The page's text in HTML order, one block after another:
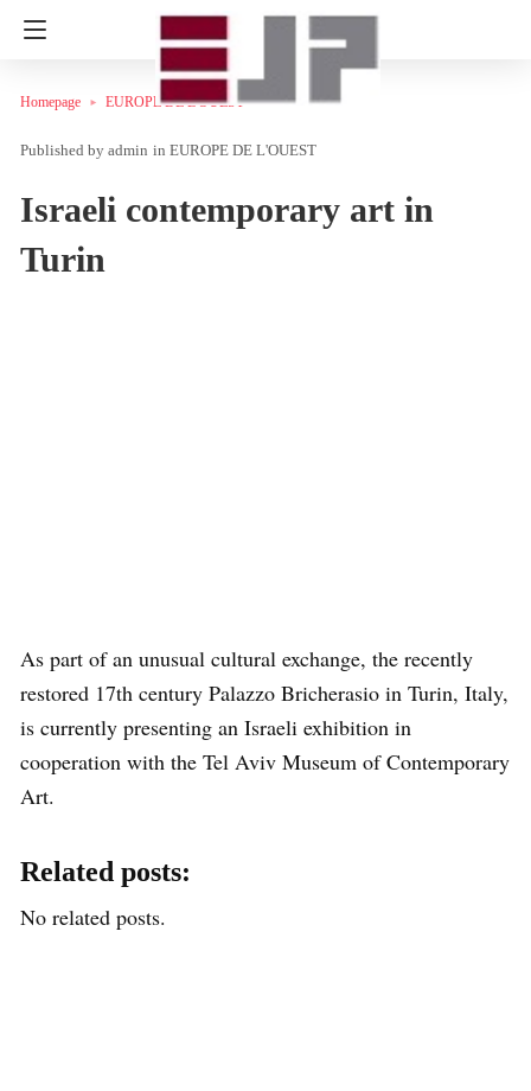
Homepage EUROPE DE L'OUEST
admin in EUROPE DE L'OUEST
Israeli contemporary art in
Turin
As part of an unusual cultural exchange, the recently
restored 17th century Palazzo Bricherasio in Turin, Italy,
is currently presenting an Israeli exhibition in
cooperation with the Tel Aviv Museum of Contemporary
Art.
Related posts:
No related posts.